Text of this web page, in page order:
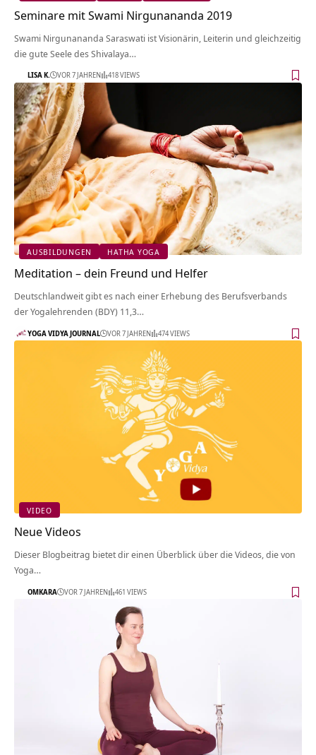
Seminare mit Swami Nirgunananda 2019
Swami Nirgunananda Saraswati ist Visionärin, Leiterin und gleichzeitig
die gute Seele des Shivalaya…
LISA K. VOR 7 JAHREN 418 VIEWS
AUSBILDUNGEN HATHA YOGA
Meditation – dein Freund und Helfer
Deutschlandweit gibt es nach einer Erhebung des Berufsverbands
der Yogalehrenden (BDY) 11,3…
YOGA VIDYA JOURNAL VOR 7 JAHREN 474 VIEWS
VIDEO
Neue Videos
Dieser Blogbeitrag bietet dir einen Überblick über die Videos, die von
Yoga…
OMKARA VOR 7 JAHREN 461 VIEWS